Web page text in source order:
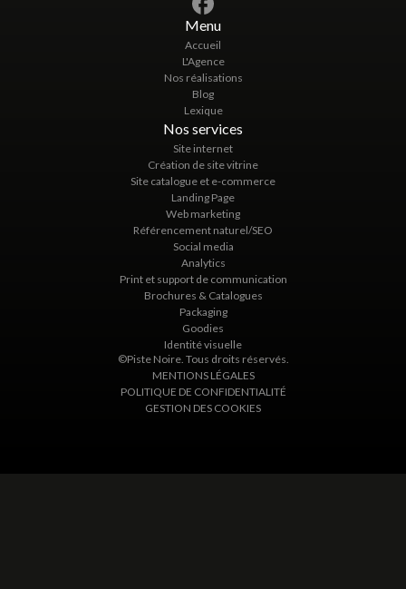
Menu
Accueil
L'Agence
Nos réalisations
Blog
Lexique
Nos services
Site internet
Création de site vitrine
Site catalogue et e-commerce
Landing Page
Web marketing
Référencement naturel/SEO
Social media
Analytics
Print et support de communication
Brochures & Catalogues
Packaging
Goodies
Identité visuelle
©Piste Noire. Tous droits réservés.
MENTIONS LÉGALES
POLITIQUE DE CONFIDENTIALITÉ
GESTION DES COOKIES